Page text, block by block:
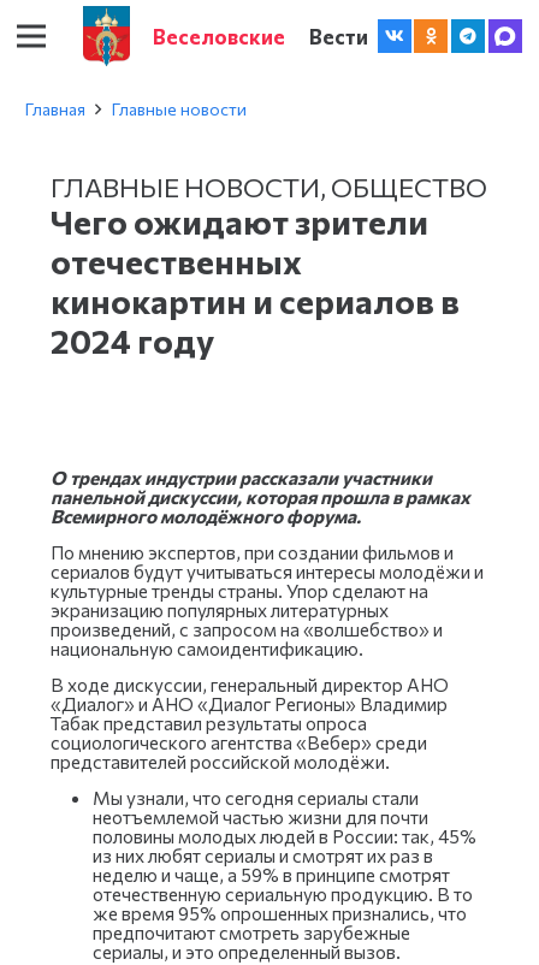
Веселовские Вести
Главная Главные новости
ГЛАВНЫЕ НОВОСТИ, ОБЩЕСТВО
Чего ожидают зрители
отечественных
кинокартин и сериалов в
2024 году
О трендах индустрии рассказали участники
панельной дискуссии, которая прошла в рамках
Всемирного молодёжного форума.
По мнению экспертов, при создании фильмов и
сериалов будут учитываться интересы молодёжи и
культурные тренды страны. Упор сделают на
экранизацию популярных литературных
произведений, с запросом на «волшебство» и
национальную самоидентификацию.
В ходе дискуссии, генеральный директор АНО
«Диалог» и АНО «Диалог Регионы» Владимир
Табак представил результаты опроса
социологического агентства «Вебер» среди
представителей российской молодёжи.
Мы узнали, что сегодня сериалы стали
неотъемлемой частью жизни для почти
половины молодых людей в России: так, 45%
из них любят сериалы и смотрят их раз в
неделю и чаще, а 59% в принципе смотрят
отечественную сериальную продукцию. В то
же время 95% опрошенных признались, что
предпочитают смотреть зарубежные
сериалы, и это определенный вызов.